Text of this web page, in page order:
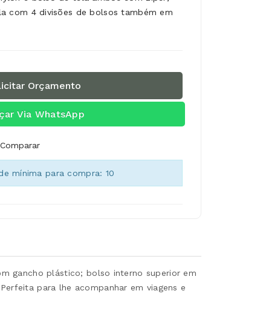
com 4 divisões de bolsos também em
Orçamento
Via WhatsApp
Comparar
mínima para compra: 10
gancho plástico; bolso interno superior em
para lhe acompanhar em viagens e